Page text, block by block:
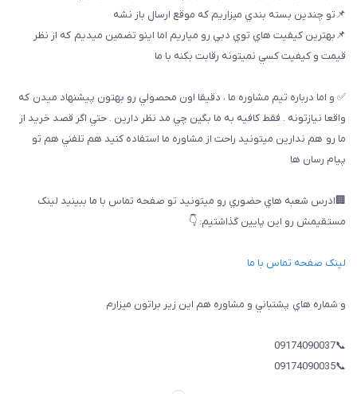
📌تو چندين بسته بندي ميزاريم كه موقع ارسال باز نشه
📌بهترين كيفيت هاي توي دبي رو مياريم اما اينو تضمين ميديم كه از نظر
قيمت و كيفيت كسي نميتونه رقابت بكنه با ما
✅ و اما درباره تيم مشاوره ما ، دقيقا اون محصولي رو بهتون پيشنهاد ميدن كه
واقعا نيازتونه . فقط كافيه به ما بگين چي مد نظر دارين . حتي اگر قصد خريد از
ما رو هم ندارين ميتونيد راحت از مشاوره ما استفاده كنيد هم تلفني هم تو
پيام رسان ها
🏢ادرس شعبه هاي حضوري رو ميتونيد تو صفحه تماس با ما ببینيد لینک
مستقیمش رو این پایین گذاشتیم: 👇
لینک صفحه تماس با ما
و شماره هاي پشتباني و مشاوره هم اين زير براتون ميزارم
📞09174090037
📞09174090035